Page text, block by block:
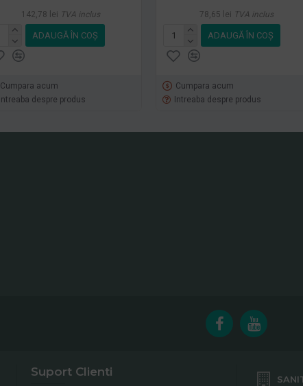
142,78 lei TVA inclus
ADAUGĂ ÎN COŞ
Cumpara acum
Intreaba despre produs
78,65 lei TVA inclus
ADAUGĂ ÎN COŞ
Cumpara acum
Intreaba despre produs
Suport Clienti